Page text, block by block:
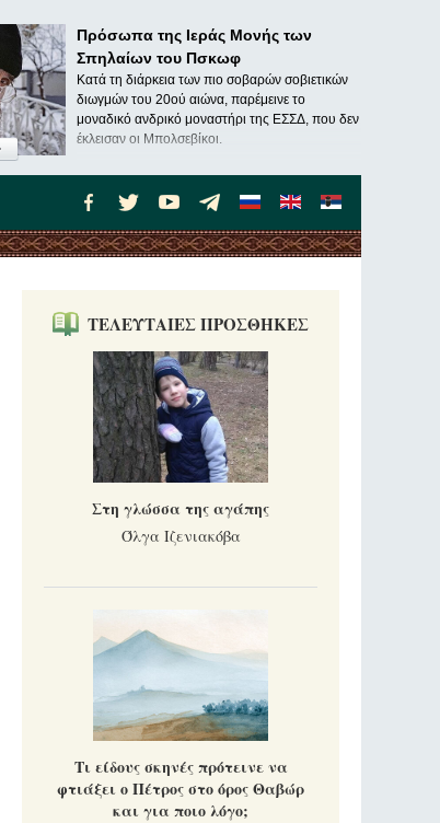
Πρόσωπα της Ιεράς Μονής των
Σπηλαίων του Πσκωφ
Κατά τη διάρκεια των πιο σοβαρών σοβιετικών
διωγμών του 20ού αιώνα, παρέμεινε το
μοναδικό ανδρικό μοναστήρι της ΕΣΣΔ, που δεν
έκλεισαν οι Μπολσεβίκοι.
ΤΕΛΕΥΤΑΙΕΣ ΠΡΟΣΘΗΚΕΣ
Στη γλώσσα της αγάπης
Όλγα Ιζενιακόβα
Τι είδους σκηνές πρότεινε να
φτιάξει ο Πέτρος στο όρος Θαβώρ
και για ποιο λόγο;